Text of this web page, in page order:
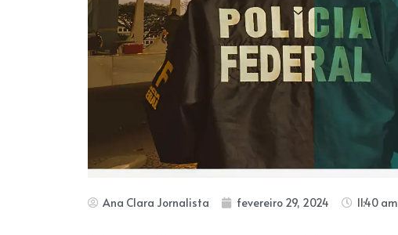
Ana Clara Jornalista fevereiro 29, 2024 11:40 am